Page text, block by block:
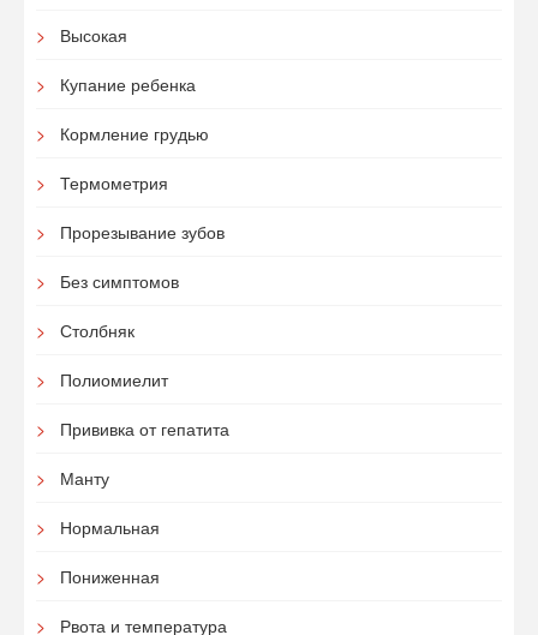
Высокая
Купание ребенка
Кормление грудью
Термометрия
Прорезывание зубов
Без симптомов
Столбняк
Полиомиелит
Прививка от гепатита
Манту
Нормальная
Пониженная
Рвота и температура